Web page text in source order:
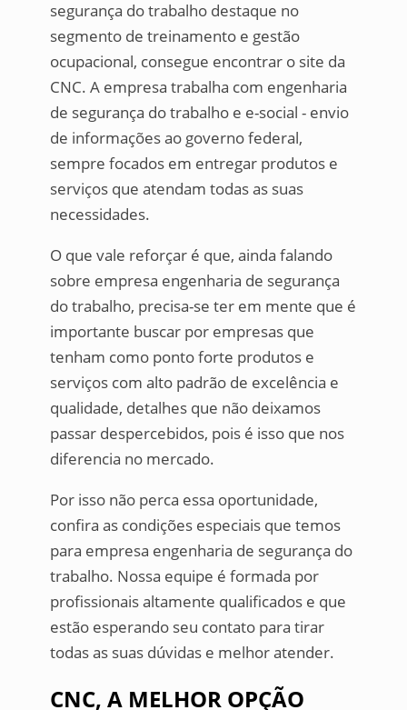
segurança do trabalho destaque no
segmento de treinamento e gestão
ocupacional, consegue encontrar o site da
CNC. A empresa trabalha com engenharia
de segurança do trabalho e e-social - envio
de informações ao governo federal,
sempre focados em entregar produtos e
serviços que atendam todas as suas
necessidades.
O que vale reforçar é que, ainda falando
sobre empresa engenharia de segurança
do trabalho, precisa-se ter em mente que é
importante buscar por empresas que
tenham como ponto forte produtos e
serviços com alto padrão de excelência e
qualidade, detalhes que não deixamos
passar despercebidos, pois é isso que nos
diferencia no mercado.
Por isso não perca essa oportunidade,
confira as condições especiais que temos
para empresa engenharia de segurança do
trabalho. Nossa equipe é formada por
profissionais altamente qualificados e que
estão esperando seu contato para tirar
todas as suas dúvidas e melhor atender.
CNC, A MELHOR OPÇÃO